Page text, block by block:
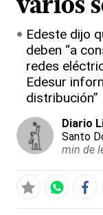
varios
Edeste dijo
deben “a
redes
Edesur
distribución”
Diario
Santo
min de